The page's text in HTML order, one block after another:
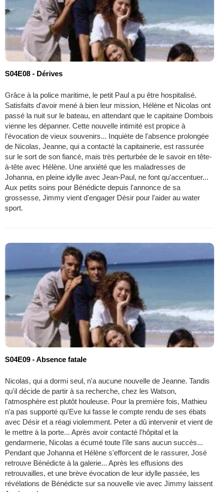
S04E08 - Dérives
Grâce à la police maritime, le petit Paul a pu être hospitalisé.
Satisfaits d'avoir mené à bien leur mission, Hélène et Nicolas ont
passé la nuit sur le bateau, en attendant que le capitaine Dombois
vienne les dépanner. Cette nouvelle intimité est propice à
l'évocation de vieux souvenirs... Inquiète de l'absence prolongée
de Nicolas, Jeanne, qui a contacté la capitainerie, est rassurée
sur le sort de son fiancé, mais très perturbée de le savoir en tête-
à-tête avec Hélène. Une anxiété que les maladresses de
Johanna, en pleine idylle avec Jean-Paul, ne font qu'accentuer...
Aux petits soins pour Bénédicte depuis l'annonce de sa
grossesse, Jimmy vient d'engager Désir pour l'aider au water
sport.
S04E09 - Absence fatale
Nicolas, qui a dormi seul, n'a aucune nouvelle de Jeanne. Tandis
qu'il décide de partir à sa recherche, chez les Watson,
l'atmosphère est plutôt houleuse. Pour la première fois, Mathieu
n'a pas supporté qu'Eve lui fasse le compte rendu de ses ébats
avec Désir et a réagi violemment. Peter a dû intervenir et vient de
le mettre à la porte... Après avoir contacté l'hôpital et la
gendarmerie, Nicolas a écumé toute l'île sans aucun succès...
Pendant que Johanna et Hélène s'efforcent de le rassurer, José
retrouve Bénédicte à la galerie... Après les effusions des
retrouvailles, et une brève évocation de leur idylle passée, les
révélations de Bénédicte sur sa nouvelle vie avec Jimmy laissent